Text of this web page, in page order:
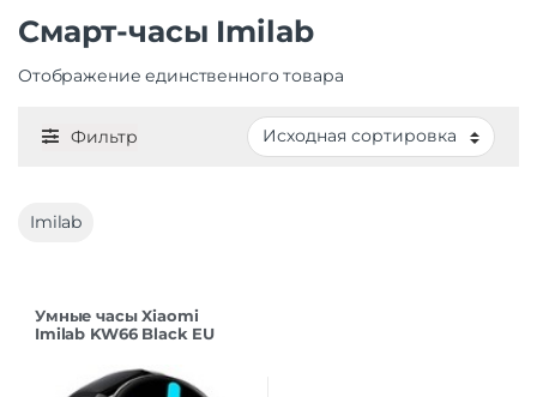
Смарт-часы Imilab
Отображение единственного товара
Фильтр
Imilab
Умные часы Xiaomi
Imilab KW66 Black EU